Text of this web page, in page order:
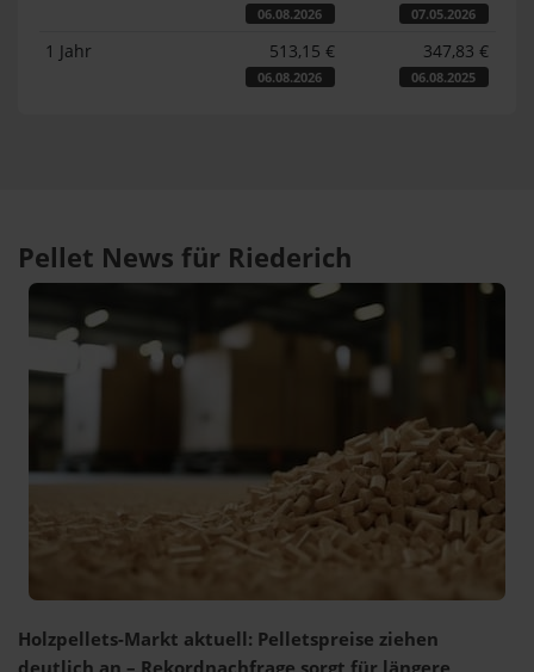
06.08.2026 07.05.2026
1 Jahr 513,15 €
06.08.2026
347,83 €
06.08.2025
Pellet News für Riederich
Holzpellets-Markt aktuell: Pelletspreise ziehen